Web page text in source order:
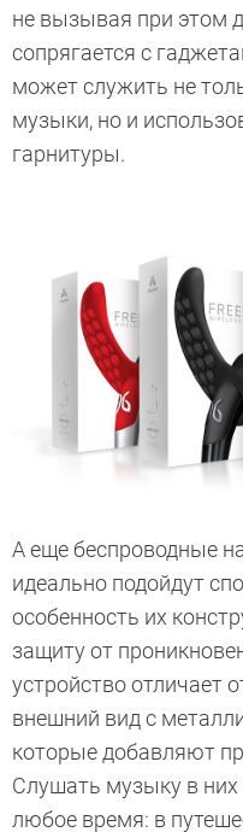
не вызывая при этом
сопрягается с
может служить не
музыки, но и
гарнитуры.
А еще беспроводные
идеально подойдут
особенность их
защиту от
устройство отличает
внешний вид с
которые добавляют
Слушать музыку в
любое время: в